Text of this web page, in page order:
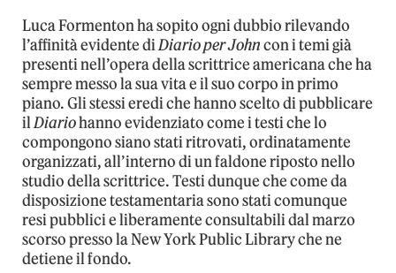
Luca Formenton ha sopito ogni dubbio rilevando
l’affinità evidente diDiario per Johncon i temi già
presenti nell’opera della scrittrice americana che ha
sempre messo la sua vita e il suo corpo in primo
piano. Gli stessi eredi che hanno scelto di pubblicare
ilDiariohanno evidenziato come i testi che lo
compongono siano stati ritrovati, ordinatamente
organizzati, all’interno di un faldone riposto nello
studio della scrittrice. Testi dunque che come da
disposizione testamentaria sono stati comunque
resi pubblici e liberamente consultabili dal marzo
scorso presso la New York Public Library che ne
detiene il fondo.